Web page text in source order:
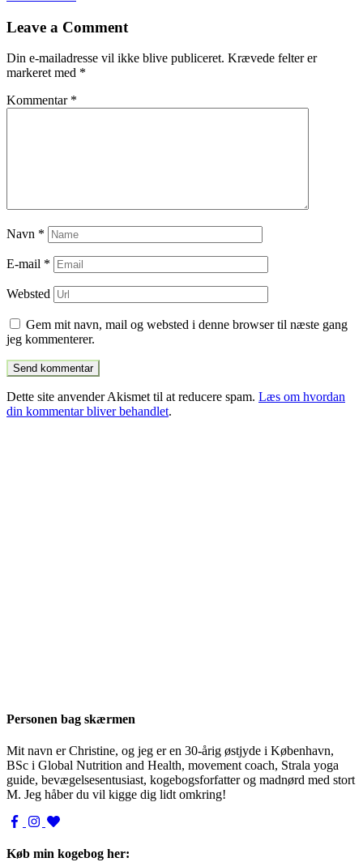
til
Leave a Comment
Din e-mailadresse vil ikke blive publiceret. Krævede felter er
markeret med *
Kommentar *
Navn *
E-mail *
Websted
Gem mit navn, mail og websted i denne browser til næste gang
jeg kommenterer.
Dette site anvender Akismet til at reducere spam. Læs om hvordan
din kommentar bliver behandlet.
Personen bag skærmen
Mit navn er Christine, og jeg er en 30-årig østjyde i København,
BSc i Global Nutrition and Health, movement coach, Strala yoga
guide, bevægelsesentusiast, kogebogsforfatter og madnørd med stort
M. Jeg håber du vil kigge dig lidt omkring!
Køb min kogebog her: